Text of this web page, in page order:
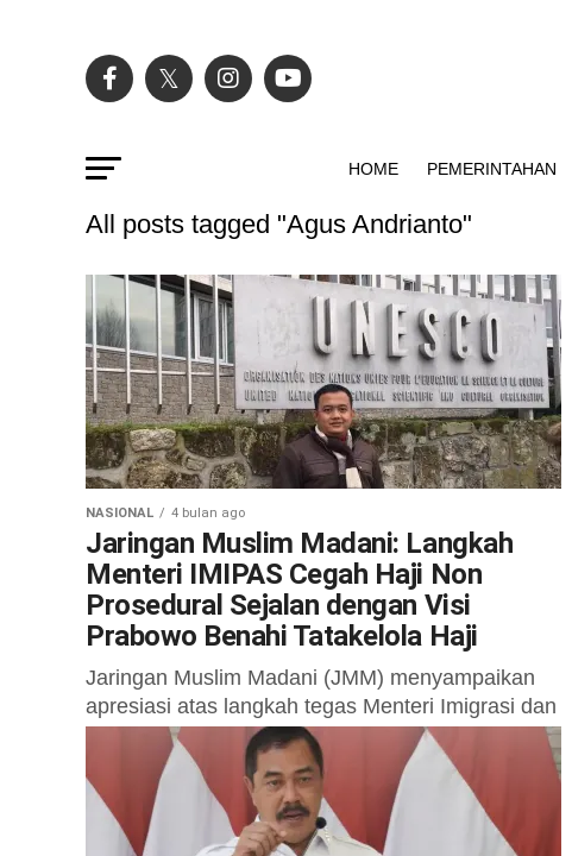
HOME PEMERINTAHAN
All posts tagged "Agus Andrianto"
NASIONAL 4 bulan ago
Jaringan Muslim Madani: Langkah
Menteri IMIPAS Cegah Haji Non
Prosedural Sejalan dengan Visi
Prabowo Benahi Tatakelola Haji
Jaringan Muslim Madani (JMM) menyampaikan
apresiasi atas langkah tegas Menteri Imigrasi dan
Pemasyarakatan (IMIPAS), Agus Andrianto,
dalam memperketat pengawasan dan penertiban
terhadap keberangkatan warga negara
Indonesia...